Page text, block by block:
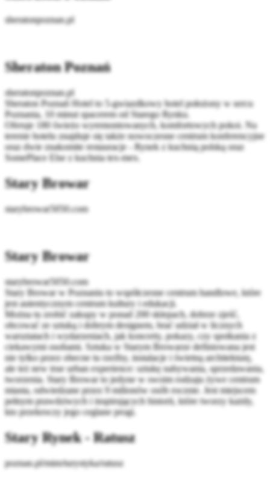
sheratonpoznan.pl
Sheraton Poznań
sheratonpoznan.pl
Sheraton Poznań Hotel to 5-gwiazdkowy hotel położony w sercu
Poznania, 10 minut spacerem od Starego Rynku.
Oferuje 180 świeżo wyremontowanych, komfortowych pokoi. Na
terenie hotelu znajduje się także nowoczesne centrum konferencyjne
oraz dwie znakomite restauracje - Rynek z kuchnią polską oraz
SomePlace Else z kuchnia tex-mex.
Stary Browar
starybrowar5050.com
Stary Browar
starybrowar5050.com
Stary Browar w Poznaniu to współczesne centrum handlowe, które
jest autentycznym centrum kultury i edukacji.
Można tu zrobić zakupy w ponad 200 sklepach, dobrze zjeść,
obcować ze sztuką i dobrym designem, brać udział w licznych
warsztatach i wydarzeniach, jak koncerty, pokazy, czy spotkania z
ciekawymi osobami. Sztuka w Starym Browarze definiowana jest
nie tylko przez obecne tu rzeźby, instalacje i świetną architekturę,
ale też new true urban experience: sztukę nabywania, sprzedawania,
tworzenia. Stary Browar to jedyne w swoim rodzaju żywe centrum
miasta, odwiedzane przez 9 milionów osób rocznie. Jest miejscem
pełnym prawdziwych i inspirujących historii, które tworzy każdy,
kto przekroczy jego ceglane progi.
Stary Rynek - Ratusz
poznan.pl/mim/turystyka/ratusz